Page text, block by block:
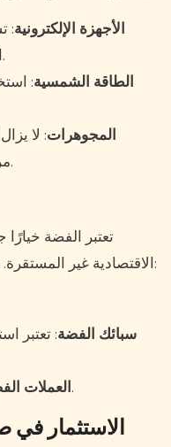
الأجهزة الإلكترونية:
الإلكترونية بسبب موصلتها العالية.
الطاقة الشمسية:
المجوهرات: لا
مرتفعًا، خاصة في الأسواق الناشئة.
تعتبر الفضة
الاقتصادية غير المستقرة. هناك عدة طرق للاستثمار في الفضة:
سبائك الفضة: تعتبر
العملات : يمكن جمعها والاستثمار فيها.
الاستثمار في